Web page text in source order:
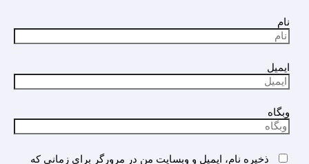
نام
ایمیل
وبگاه
ذخیره نام، ایمیل و وبسایت من در مرورگر برای زمانی که